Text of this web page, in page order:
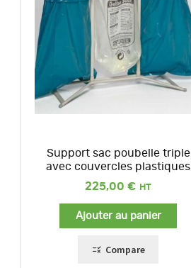
Support sac poubelle triple
avec couvercles plastiques
225,00 €
Ajouter au panier
Compare